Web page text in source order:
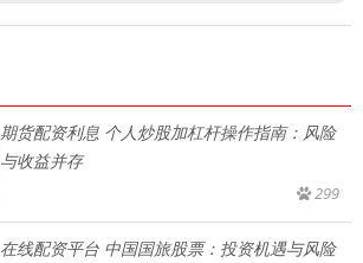
期货配资利息 个人炒股加杠杆操作指南：风险
与收益并存
299
在线配资平台 中国国旅股票：投资机遇与风险